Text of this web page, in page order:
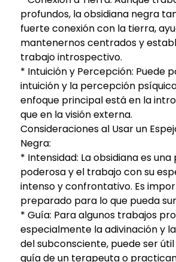
profundos, la obsidiana negra
fuerte conexión con la tierra,
mantenernos centrados y
trabajo introspectivo.
* Intuición y Percepción: Puede
intuición y la percepción
enfoque principal está en la
que en la visión externa.
Consideraciones al Usar un
Negra:
* Intensidad: La obsidiana es una
poderosa y el trabajo con su
intenso y confrontativo. Es
preparado para lo que pueda
* Guía: Para algunos trabajos
especialmente la adivinación y
del subconsciente, puede ser
guía de un terapeuta o